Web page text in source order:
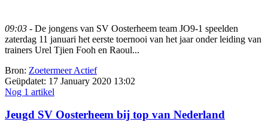
09:03 - De jongens van SV Oosterheem team JO9-1 speelden
zaterdag 11 januari het eerste toernooi van het jaar onder leiding van
trainers Urel Tjien Fooh en Raoul...
Bron: Zoetermeer Actief
Geüpdatet: 17 January 2020 13:02
Nog 1 artikel
Jeugd SV Oosterheem bij top van Nederland